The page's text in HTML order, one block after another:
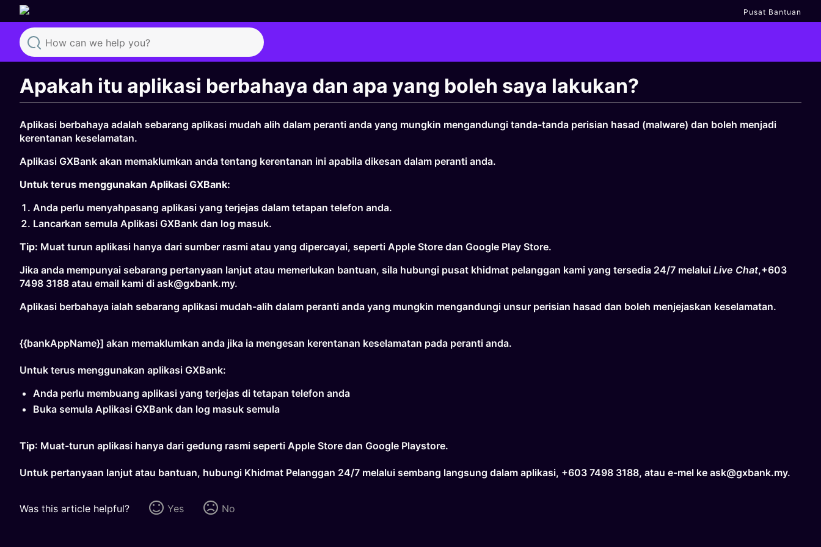
Pusat Bantuan
Search
Apakah itu aplikasi berbahaya dan apa yang boleh saya lakukan?
Aplikasi berbahaya adalah sebarang aplikasi mudah alih dalam peranti anda yang mungkin mengandungi tanda-tanda perisian hasad (malware) dan boleh menjadi
kerentanan keselamatan.
Aplikasi GXBank akan memaklumkan anda tentang kerentanan ini apabila dikesan dalam peranti anda.
Untuk terus menggunakan Aplikasi GXBank:
Anda perlu menyahpasang aplikasi yang terjejas dalam tetapan telefon anda.
Lancarkan semula Aplikasi GXBank dan log masuk.
Tip: Muat turun aplikasi hanya dari sumber rasmi atau yang dipercayai, seperti Apple Store dan Google Play Store.
Jika anda mempunyai sebarang pertanyaan lanjut atau memerlukan bantuan, sila hubungi pusat khidmat pelanggan kami yang tersedia 24/7 melalui Live Chat,+603
7498 3188 atau email kami di ask@gxbank.my.
Aplikasi berbahaya ialah sebarang aplikasi mudah-alih dalam peranti anda yang mungkin mengandungi unsur perisian hasad dan boleh menjejaskan keselamatan.
{{bankAppName}] akan memaklumkan anda jika ia mengesan kerentanan keselamatan pada peranti anda.
Untuk terus menggunakan aplikasi GXBank:
Anda perlu membuang aplikasi yang terjejas di tetapan telefon anda
Buka semula Aplikasi GXBank dan log masuk semula
Tip: Muat-turun aplikasi hanya dari gedung rasmi seperti Apple Store dan Google Playstore.
Untuk pertanyaan lanjut atau bantuan, hubungi Khidmat Pelanggan 24/7 melalui sembang langsung dalam aplikasi, +603 7498 3188, atau e-mel ke ask@gxbank.my.
Was this article helpful? Yes No